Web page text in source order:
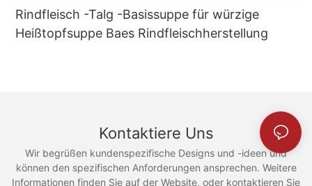
Rindfleisch -Talg -Basissuppe für würzige
Heißtopfsuppe Baes Rindfleischherstellung
Kontaktiere Uns
Wir begrüßen kundenspezifische Designs und -ideen und
können den spezifischen Anforderungen ansprechen. Weitere
Informationen finden Sie auf der Website, oder kontaktieren Sie